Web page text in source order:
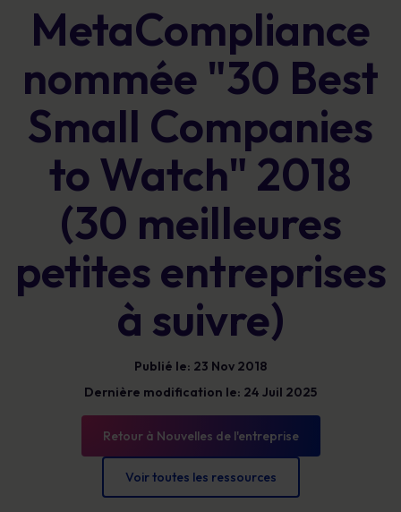
MetaCompliance
nommée "30 Best
Small Companies
to Watch" 2018
(30 meilleures
petites entreprises
à suivre)
Publié le: 23 Nov 2018
Dernière modification le: 24 Juil 2025
Retour à Nouvelles de l'entreprise
Voir toutes les ressources